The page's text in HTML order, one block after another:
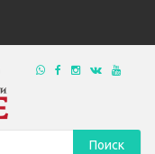
Поиск